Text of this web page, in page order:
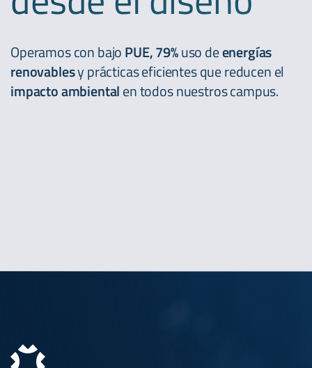
Operamos con bajoPUE, 79%uso deenergías
renovablesy prácticas eficientes que reducen el
impacto ambientalen todos nuestros campus.